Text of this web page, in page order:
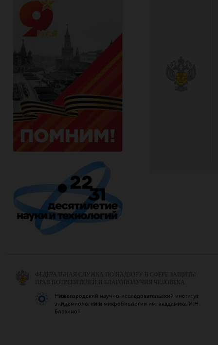
ФЕДЕРАЛЬНАЯ СЛУЖБА ПО НАДЗОРУ В СФЕРЕ ЗАЩИТЫ
ПРАВ ПОТРЕБИТЕЛЕЙ И БЛАГОПОЛУЧИЯ ЧЕЛОВЕКА
Нижегородский научно-исследовательский институт
эпидемиологии и микробиологии им. академика И.Н.
Блохиной